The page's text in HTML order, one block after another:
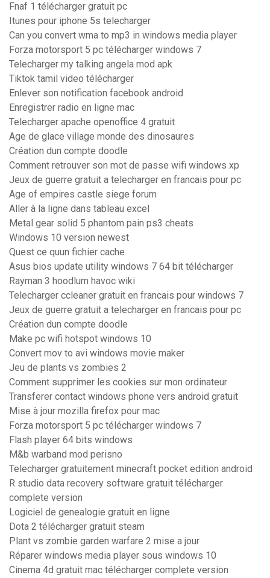
Fnaf 1 télécharger gratuit pc
Itunes pour iphone 5s telecharger
Can you convert wma to mp3 in windows media player
Forza motorsport 5 pc télécharger windows 7
Telecharger my talking angela mod apk
Tiktok tamil video télécharger
Enlever son notification facebook android
Enregistrer radio en ligne mac
Telecharger apache openoffice 4 gratuit
Age de glace village monde des dinosaures
Création dun compte doodle
Comment retrouver son mot de passe wifi windows xp
Jeux de guerre gratuit a telecharger en francais pour pc
Age of empires castle siege forum
Aller à la ligne dans tableau excel
Metal gear solid 5 phantom pain ps3 cheats
Windows 10 version newest
Quest ce quun fichier cache
Asus bios update utility windows 7 64 bit télécharger
Rayman 3 hoodlum havoc wiki
Telecharger ccleaner gratuit en francais pour windows 7
Jeux de guerre gratuit a telecharger en francais pour pc
Création dun compte doodle
Make pc wifi hotspot windows 10
Convert mov to avi windows movie maker
Jeu de plants vs zombies 2
Comment supprimer les cookies sur mon ordinateur
Transferer contact windows phone vers android gratuit
Mise à jour mozilla firefox pour mac
Forza motorsport 5 pc télécharger windows 7
Flash player 64 bits windows
M&b warband mod perisno
Telecharger gratuitement minecraft pocket edition android
R studio data recovery software gratuit télécharger
complete version
Logiciel de genealogie gratuit en ligne
Dota 2 télécharger gratuit steam
Plant vs zombie garden warfare 2 mise a jour
Réparer windows media player sous windows 10
Cinema 4d gratuit mac télécharger complete version